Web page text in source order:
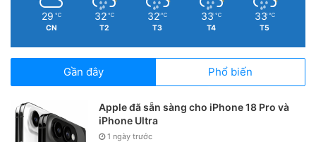
29 ℃
CN
32 ℃
T2
32 ℃
T3
33 ℃
T4
33 ℃
T5
Gần đây Phổ biến
Apple đã sẵn sàng cho iPhone 18 Pro và
iPhone Ultra
1 ngày trước